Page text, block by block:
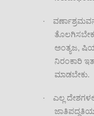
·
ಅಂತ್ಯಜ,
ನಿರಂಕಾರಿ
ಮಾಡಬೇಕು.
·
ಎಲ್ಲ